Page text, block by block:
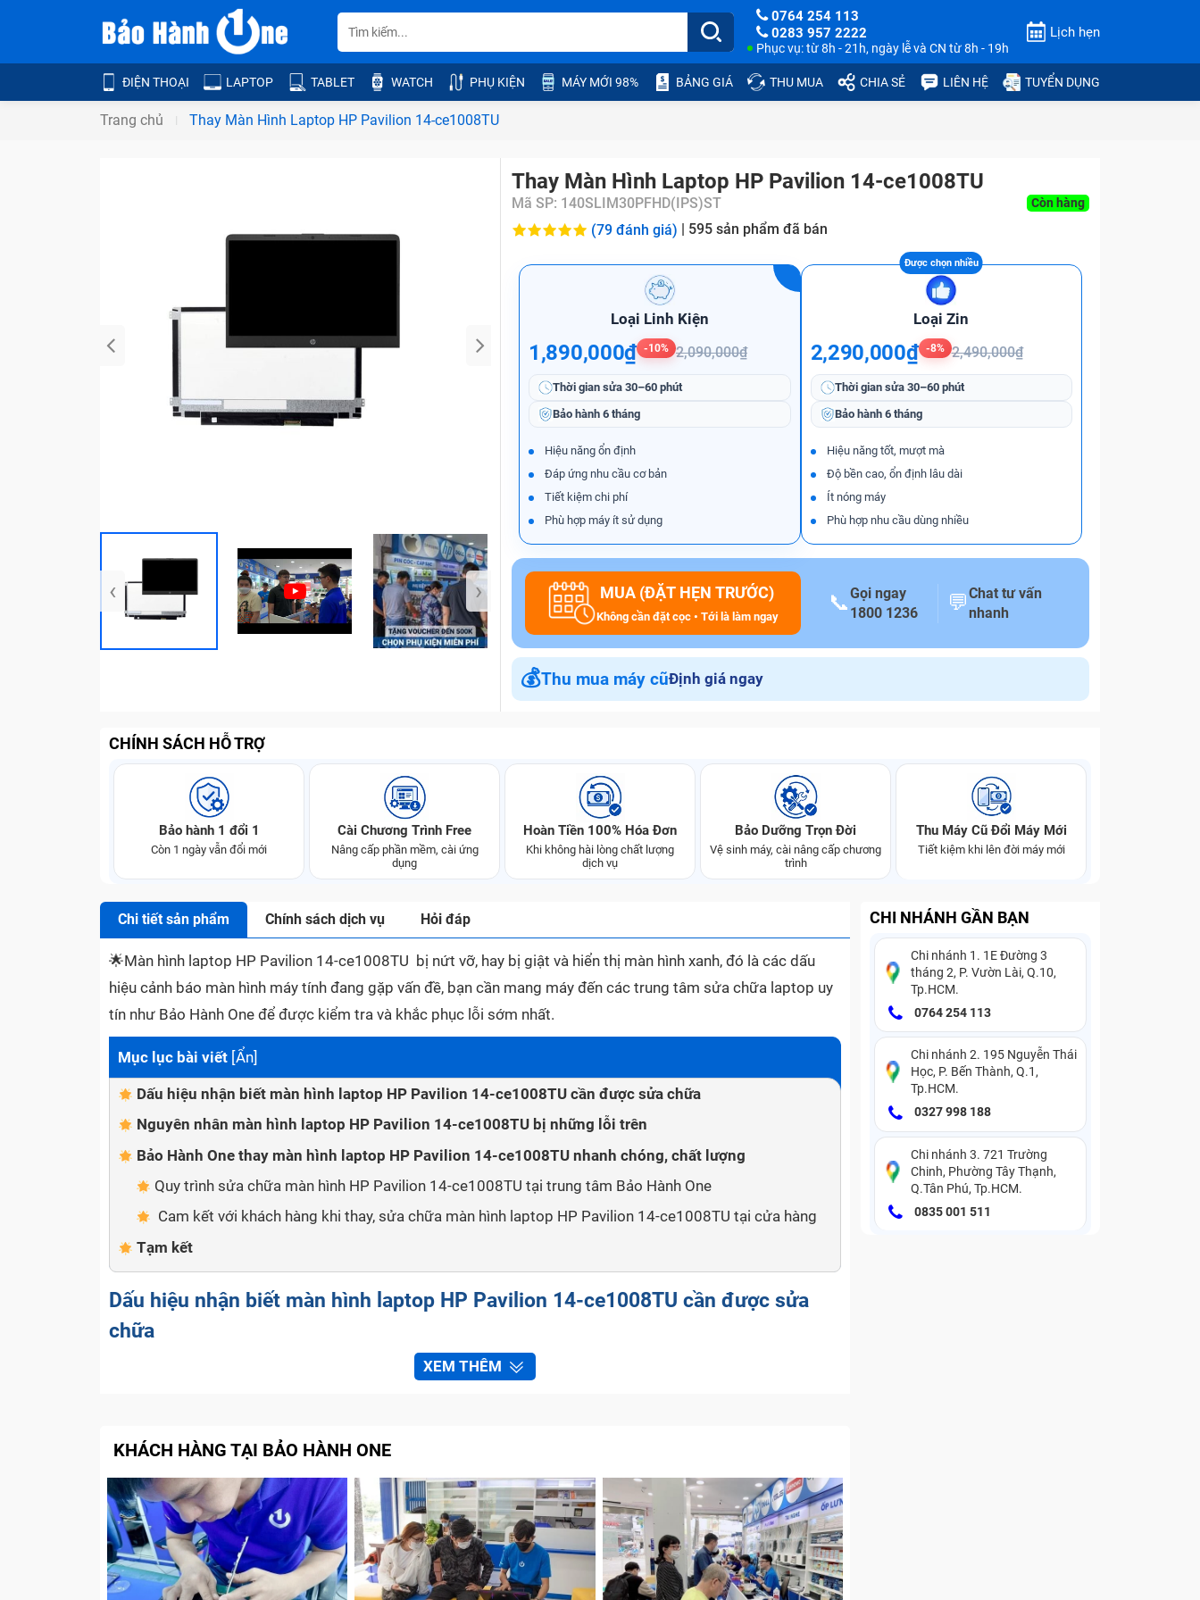
0764 254 113
0283 957 2222
Phục vụ: từ 8h - 21h, ngày lễ và CN từ 8h - 19h
Lịch hẹn
ĐIỆN THOẠI LAPTOP TABLET WATCH PHỤ KIỆN MÁY MỚI 98% BẢNG GIÁ THU MUA CHIA SẺ LIÊN HỆ TUYỂN DỤNG
Trang chủ Thay Màn Hình Laptop HP Pavilion 14-ce1008TU
Bảo Hành One
‹ ›
Thay Màn Hình Laptop HP Pavilion 14-ce1008TU
Mã SP: 140SLIM30PFHD(IPS)ST Còn hàng
(79 đánh giá) | 595 sản phẩm đã bán
Loại Linh Kiện
1,890,000₫ -10% 2,090,000₫
Thời gian sửa 30–60 phút
Bảo hành 6 tháng
Hiệu năng ổn định
Đáp ứng nhu cầu cơ bản
Tiết kiệm chi phí
Phù hợp máy ít sử dụng
Loại Zin
2,290,000₫ -8% 2,490,000₫
Thời gian sửa 30–60 phút
Bảo hành 6 tháng
Hiệu năng tốt, mượt mà
Độ bền cao, ổn định lâu dài
Ít nóng máy
Phù hợp nhu cầu dùng nhiều
MUA (ĐẶT HẸN TRƯỚC)
Không cần đặt cọc • Tới là làm ngay
📞Gọi ngay
1800 1236
💬Chat tư vấn
nhanh
💰Thu mua máy cũĐịnh giá ngay
CHÍNH SÁCH HỖ TRỢ
Bảo hành 1 đổi 1
Còn 1 ngày vẫn đổi mới
Cài Chương Trình Free
Nâng cấp phần mềm, cài ứng
dụng
Hoàn Tiền 100% Hóa Đơn
Khi không hài lòng chất lượng
dịch vụ
Bảo Dưỡng Trọn Đời
Vệ sinh máy, cài nâng cấp chương
trình
Thu Máy Cũ Đổi Máy Mới
Tiết kiệm khi lên đời máy mới
Chi tiết sản phẩm Chính sách dịch vụ Hỏi đáp
🌟Màn hình laptop HP Pavilion 14-ce1008TU bị nứt vỡ, hay bị giật và hiển thị màn hình xanh, đó là các dấu
hiệu cảnh báo màn hình máy tính đang gặp vấn đề, bạn cần mang máy đến các trung tâm sửa chữa laptop uy
tín như Bảo Hành One để được kiểm tra và khắc phục lỗi sớm nhất.
Mục lục bài viết [Ẩn]
Dấu hiệu nhận biết màn hình laptop HP Pavilion 14-ce1008TU cần được sửa chữa
Nguyên nhân màn hình laptop HP Pavilion 14-ce1008TU bị những lỗi trên
Bảo Hành One thay màn hình laptop HP Pavilion 14-ce1008TU nhanh chóng, chất lượng
Quy trình sửa chữa màn hình HP Pavilion 14-ce1008TU tại trung tâm Bảo Hành One
Cam kết với khách hàng khi thay, sửa chữa màn hình laptop HP Pavilion 14-ce1008TU tại cửa hàng
Tạm kết
Dấu hiệu nhận biết màn hình laptop HP Pavilion 14-ce1008TU cần được sửa
chữa
Vì màn hình là bộ phận rất mong manh nên cho dù bạn là một người dùng sử dụng laptop cực kỳ cẩn thận thì
Hoặc là máy tính của bạn đã sự dụng quá lâu, sản phẩm nào cũng sẽ có vòng đời sử dụng, các linh kiện trong
laptop sẽ bị hao mòn theo thời gian nên việc màn hình laptop HP Pavilion 14-ce1008TU gặp vấn đề cũng là
điều bình thường. Một số dấu hiệu khác bạn có thể thấy rõ ràng như sau:
Khi sử dụng, màn hình bị giật và nhảy loạn xạ cho thấy laptop HP Pavilion 14-ce1008TU đã bị lỗi giật màn
hình, cần được đưa đi kiểm tra và sửa chữa.
Màn hình xuất hiện các đường kẻ ngang, dọc màu xanh, đỏ,….và không vào được window. Lúc này, có thể
máy tính của bạn bị gãy hoặc hở bẹ cáp do ngoại lực tác động, bị rơi hay va đập mạnh. Bạn hãy mang máy
XEM THÊM
KHÁCH HÀNG TẠI BẢO HÀNH ONE
CHI NHÁNH GẦN BẠN
Chi nhánh 1. 1E Đường 3
tháng 2, P. Vườn Lài, Q.10,
Tp.HCM.
0764 254 113
Chi nhánh 2. 195 Nguyễn Thái
Học, P. Bến Thành, Q.1,
Tp.HCM.
0327 998 188
Chi nhánh 3. 721 Trường
Chinh, Phường Tây Thạnh,
Q.Tân Phú, Tp.HCM.
0835 001 511